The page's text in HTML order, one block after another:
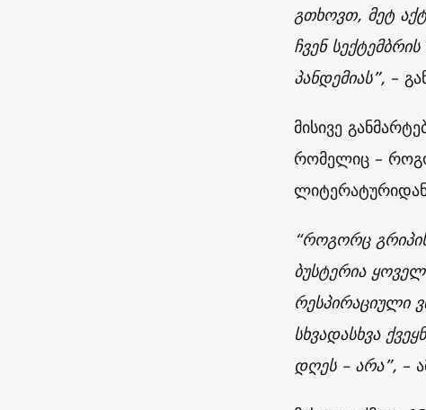
გთხოვთ, მეტ
ჩვენ
პანდემიას”, –
მისივე
რომელიც –
“როგორც
ბუსტერია
რესპირაციული
სხვადასხვა
დღეს – არა”, –